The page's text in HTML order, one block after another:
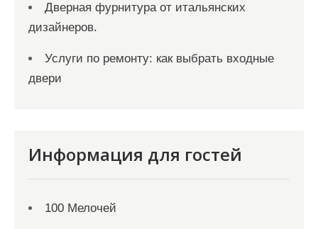
Дверная фурнитура от итальянских
дизайнеров.
Услуги по ремонту: как выбрать входные
двери
Информация для гостей
100 Мелочей